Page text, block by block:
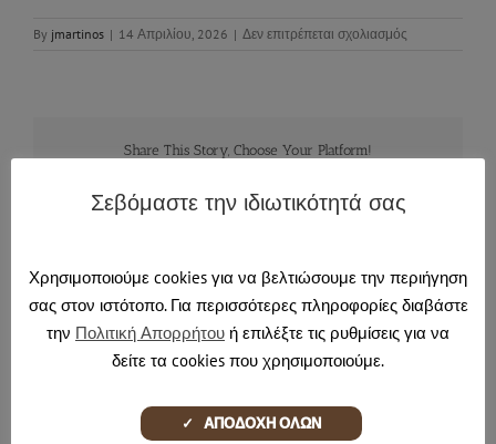
By jmartinos | 14 Απριλίου, 2026 | Δεν επιτρέπεται σχολιασμός
Share This Story, Choose Your Platform!
About the Author: jmartinos
Σεβόμαστε την ιδιωτικότητά σας
Χρησιμοποιούμε cookies για να βελτιώσουμε την περιήγηση
σας στον ιστότοπο. Για περισσότερες πληροφορίες διαβάστε
την Πολιτική Απορρήτου ή επιλέξτε τις ρυθμίσεις για να
δείτε τα cookies που χρησιμοποιούμε.
✓ ΑΠΟΔΟΧΗ ΟΛΩΝ